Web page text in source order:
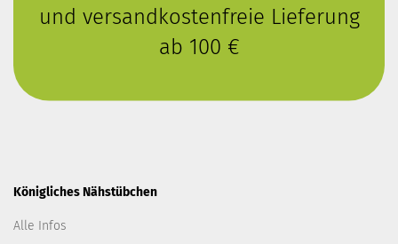
und versandkostenfreie Lieferung
ab 100 €
Königliches Nähstübchen
Alle Infos